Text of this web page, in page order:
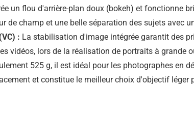
un flou d'arrière-plan doux (bokeh) et fonctionne
de champ et une belle séparation des sujets avec
: La stabilisation d'image intégrée garantit des
vidéos, lors de la réalisation de portraits à grande
525 g, il est idéal pour les photographes en
et constitue le meilleur choix d'objectif léger